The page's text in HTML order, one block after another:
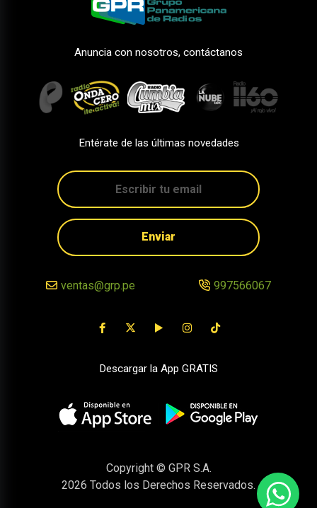
Anuncia con nosotros, contáctanos
Entérate de las últimas novedades
Enviar
ventas@grp.pe 997566067
Descargar la App GRATIS
Copyright © GPR S.A.
2026 Todos los Derechos Reservados.